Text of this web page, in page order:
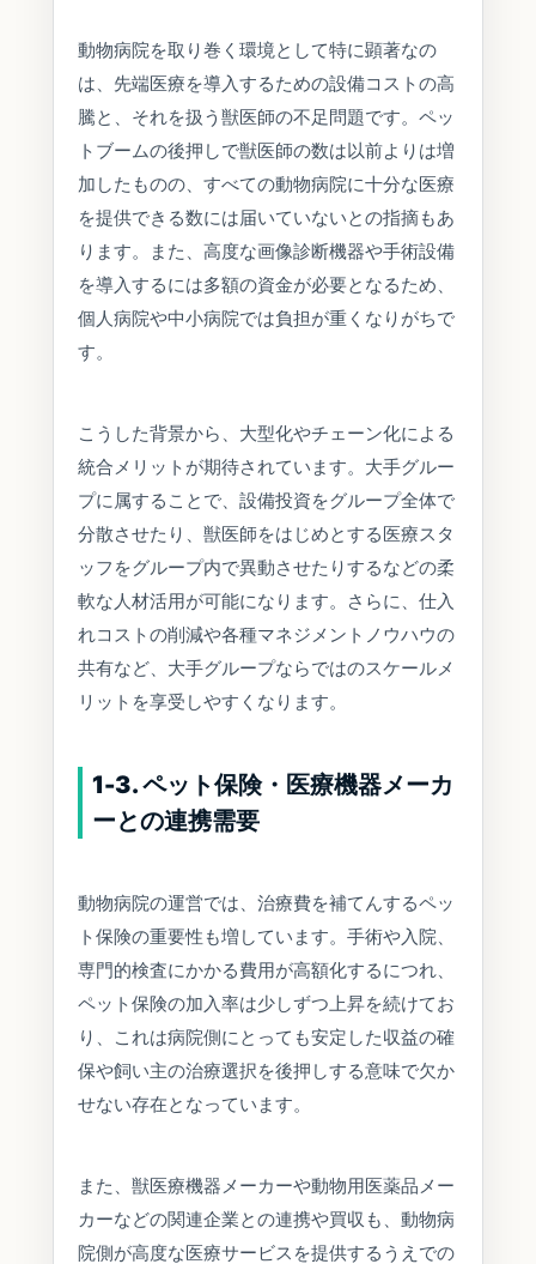
動物病院を取り巻く環境として特に顕著なの
は、先端医療を導入するための設備コストの高
騰と、それを扱う獣医師の不足問題です。ペッ
トブームの後押しで獣医師の数は以前よりは増
加したものの、すべての動物病院に十分な医療
を提供できる数には届いていないとの指摘もあ
ります。また、高度な画像診断機器や手術設備
を導入するには多額の資金が必要となるため、
個人病院や中小病院では負担が重くなりがちで
す。
こうした背景から、大型化やチェーン化による
統合メリットが期待されています。大手グルー
プに属することで、設備投資をグループ全体で
分散させたり、獣医師をはじめとする医療スタ
ッフをグループ内で異動させたりするなどの柔
軟な人材活用が可能になります。さらに、仕入
れコストの削減や各種マネジメントノウハウの
共有など、大手グループならではのスケールメ
リットを享受しやすくなります。
1-3. ペット保険・医療機器メーカ
ーとの連携需要
動物病院の運営では、治療費を補てんするペッ
ト保険の重要性も増しています。手術や入院、
専門的検査にかかる費用が高額化するにつれ、
ペット保険の加入率は少しずつ上昇を続けてお
り、これは病院側にとっても安定した収益の確
保や飼い主の治療選択を後押しする意味で欠か
せない存在となっています。
また、獣医療機器メーカーや動物用医薬品メー
カーなどの関連企業との連携や買収も、動物病
院側が高度な医療サービスを提供するうえでの